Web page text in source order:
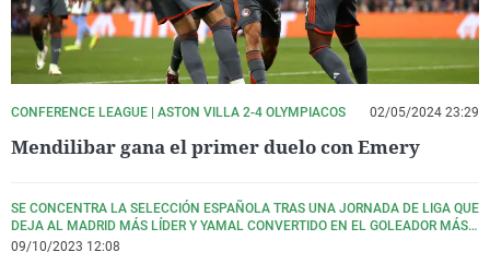
CONFERENCE LEAGUE | ASTON VILLA 2-4 OLYMPIACOS 02/05/2024 23:29
Mendilibar gana el primer duelo con Emery
SE CONCENTRA LA SELECCIÓN ESPAÑOLA TRAS UNA JORNADA DE LIGA QUE
DEJA AL MADRID MÁS LÍDER Y YAMAL CONVERTIDO EN EL GOLEADOR MÁS
JOVEN DE LA HISTORIA DE LA LIGA
09/10/2023 12:08